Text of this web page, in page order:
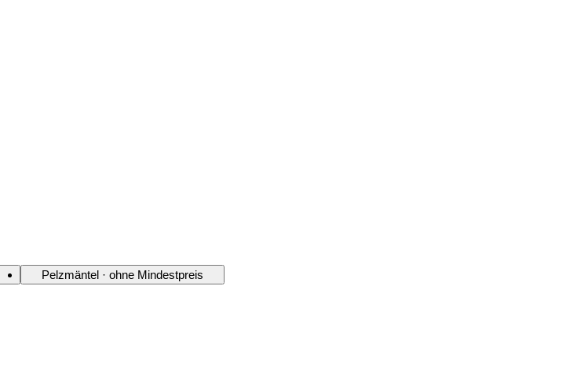
Pelzmäntel · ohne Mindestpreis